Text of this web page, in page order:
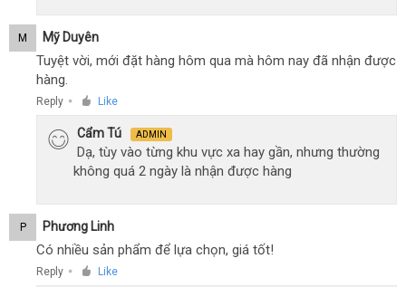
M Mỹ Duyên
Tuyệt vời, mới đặt hàng hôm qua mà hôm nay đã nhận được
hàng.
Reply ● Like
Cẩm Tú ADMIN
Dạ, tùy vào từng khu vực xa hay gần, nhưng thường
không quá 2 ngày là nhận được hàng
P Phương Linh
Có nhiều sản phẩm để lựa chọn, giá tốt!
Reply ● Like